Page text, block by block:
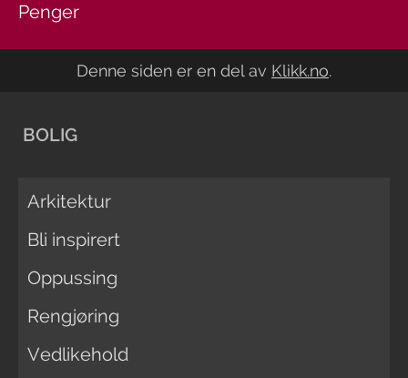
Penger
Denne siden er en del av Klikk.no.
BOLIG
Arkitektur
Bli inspirert
Oppussing
Rengjøring
Vedlikehold